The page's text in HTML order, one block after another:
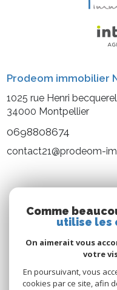
Prodeom immobilier
1025 rue Henri
34000 Montpellier
0698808674
contact21@prodeom-
Comme
utilise les
On aimerait vous
votre
En poursuivant, vous
cookies par ce site, afin